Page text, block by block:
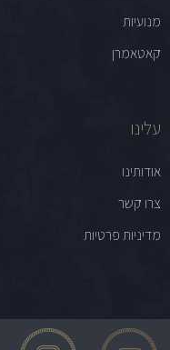
מנועיות
קאטאמרן
עלינו
אודותינו
צרו קשר
מדיניות פרטיות